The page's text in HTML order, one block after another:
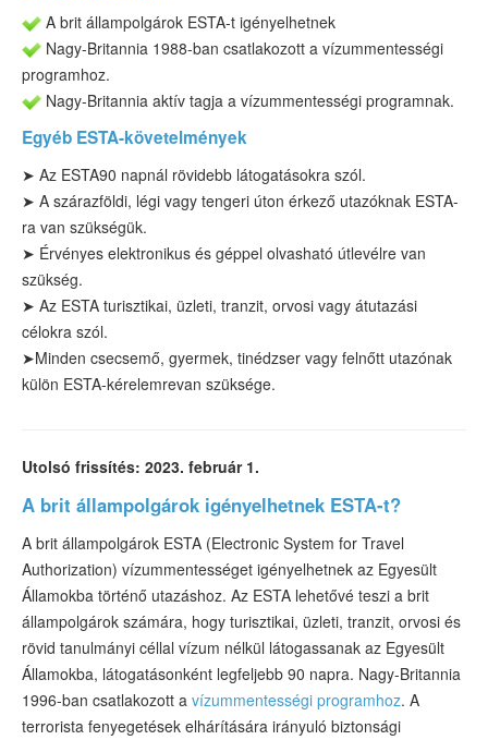
A brit állampolgárok ESTA-t igényelhetnek
Nagy-Britannia 1988-ban csatlakozott a vízummentességi
programhoz.
Nagy-Britannia aktív tagja a vízummentességi programnak.
Egyéb ESTA-követelmények
➤ Az ESTA90 napnál rövidebb látogatásokra szól.
➤ A szárazföldi, légi vagy tengeri úton érkező utazóknak ESTA-
ra van szükségük.
➤ Érvényes elektronikus és géppel olvasható útlevélre van
szükség.
➤ Az ESTA turisztikai, üzleti, tranzit, orvosi vagy átutazási
célokra szól.
➤Minden csecsemő, gyermek, tinédzser vagy felnőtt utazónak
külön ESTA-kérelemrevan szüksége.
Utolsó frissítés: 2023. február 1.
A brit állampolgárok igényelhetnek ESTA-t?
A brit állampolgárok ESTA (Electronic System for Travel
Authorization) vízummentességet igényelhetnek az Egyesült
Államokba történő utazáshoz. Az ESTA lehetővé teszi a brit
állampolgárok számára, hogy turisztikai, üzleti, tranzit, orvosi és
rövid tanulmányi céllal vízum nélkül látogassanak az Egyesült
Államokba, látogatásonként legfeljebb 90 napra. Nagy-Britannia
1996-ban csatlakozott a vízummentességi programhoz. A
terrorista fenyegetések elhárítására irányuló biztonsági